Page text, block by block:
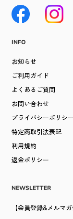
INFO
お知らせ
ご利用ガイド
よくあるご質問
お問い合わせ
プライバシーポリシー
特定商取引法表記
利用規約
返金ポリシー
NEWSLETTER
【会員登録&メルマ